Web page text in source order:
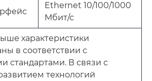
Ethernet 10/100/1000
Мбит/с
характеристики
в соответствии с
стандартами. В связи с
технологий